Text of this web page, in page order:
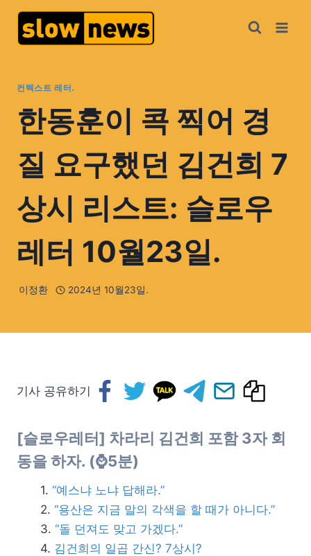
컨텍스트 레터.
한동훈이 콕 찍어 경
질 요구했던 김건희 7
상시 리스트: 슬로우
레터 10월23일.
이정환 2024년 10월23일.
기사 공유하기
[슬로우레터] 차라리 김건희 포함 3자 회
동을 하자. (⌚5분)
“예스냐 노냐 답해라.”
“용산은 지금 말의 각색을 할 때가 아니다.”
“돌 던져도 맞고 가겠다.”
김건희의 일곱 간신? 7상시?